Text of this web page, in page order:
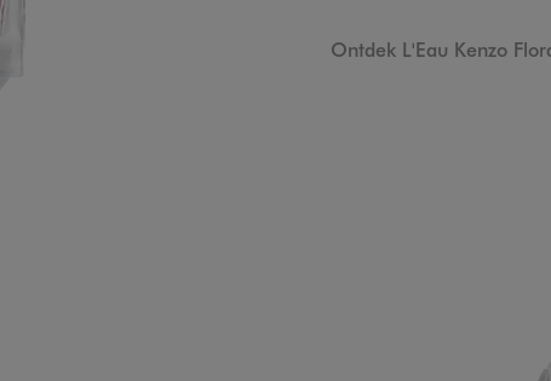
Ontdek L'Eau Kenzo